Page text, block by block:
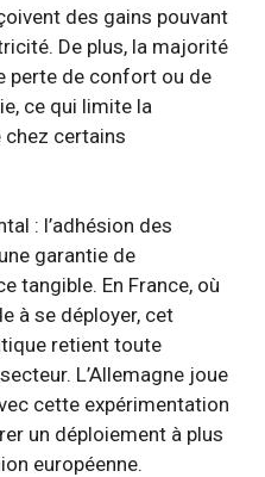
des gains pouvant
De plus, la majorité
perte de confort ou de
ce qui limite la
chez certains
: l’adhésion des
garantie de
tangible. En France, où
à se déployer, cet
retient toute
L’Allemagne joue
cette expérimentation
un déploiement à plus
européenne.